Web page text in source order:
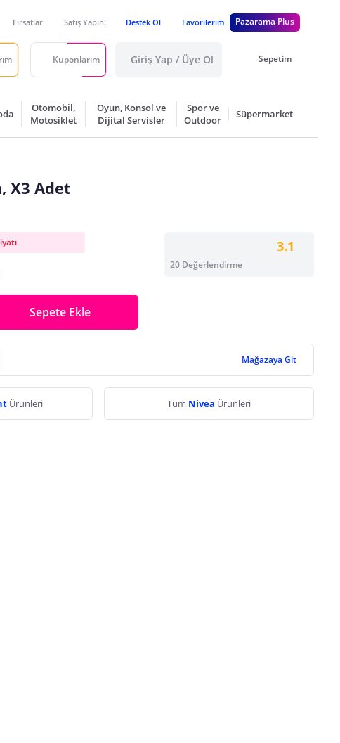
Fırsatlar Satış Yapın! Destek Ol Favorilerim Pazarama Plus
Kuponlarım Giriş Yap / Üye Ol Sepetim
Otomobil,
Motosiklet
Oyun, Konsol ve
Dijital Servisler
Spor ve
Outdoor
Süpermarket
X3 Adet
3.1
20 Değerlendirme
Sepete Ekle
Mağazaya Git
Ürünleri Tüm Nivea Ürünleri